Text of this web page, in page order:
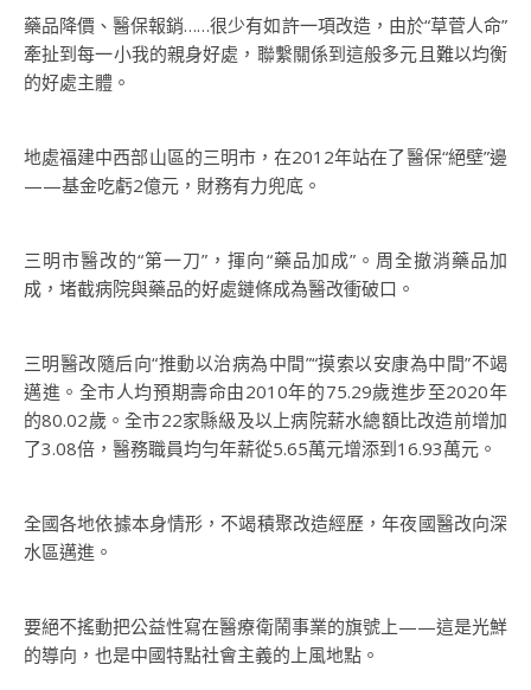
藥品降價、醫保報銷……很少有如許一項改造，由於“草菅人命”
牽扯到每一小我的親身好處，聯繫關係到這般多元且難以均衡
的好處主體。
地處福建中西部山區的三明市，在2012年站在了醫保“絕壁”邊
——基金吃虧2億元，財務有力兜底。
三明市醫改的“第一刀”，揮向“藥品加成”。周全撤消藥品加
成，堵截病院與藥品的好處鏈條成為醫改衝破口。
三明醫改隨后向“推動以治病為中間”“摸索以安康為中間”不竭
邁進。全市人均預期壽命由2010年的75.29歲進步至2020年
的80.02歲。全市22家縣級及以上病院薪水總額比改造前增加
了3.08倍，醫務職員均勻年薪從5.65萬元增添到16.93萬元。
全國各地依據本身情形，不竭積聚改造經歷，年夜國醫改向深
水區邁進。
要絕不搖動把公益性寫在醫療衛鬧事業的旗號上——這是光鮮
的導向，也是中國特點社會主義的上風地點。